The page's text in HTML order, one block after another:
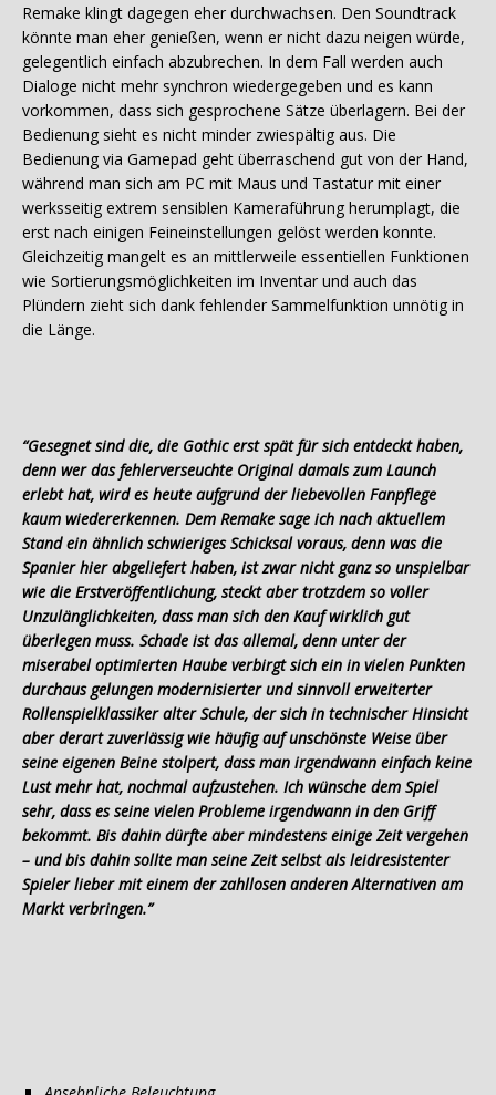
Remake klingt dagegen eher durchwachsen. Den Soundtrack
könnte man eher genießen, wenn er nicht dazu neigen würde,
gelegentlich einfach abzubrechen. In dem Fall werden auch
Dialoge nicht mehr synchron wiedergegeben und es kann
vorkommen, dass sich gesprochene Sätze überlagern. Bei der
Bedienung sieht es nicht minder zwiespältig aus. Die
Bedienung via Gamepad geht überraschend gut von der Hand,
während man sich am PC mit Maus und Tastatur mit einer
werksseitig extrem sensiblen Kameraführung herumplagt, die
erst nach einigen Feineinstellungen gelöst werden konnte.
Gleichzeitig mangelt es an mittlerweile essentiellen Funktionen
wie Sortierungsmöglichkeiten im Inventar und auch das
Plündern zieht sich dank fehlender Sammelfunktion unnötig in
die Länge.
“Gesegnet sind die, die Gothic erst spät für sich entdeckt haben,
denn wer das fehlerverseuchte Original damals zum Launch
erlebt hat, wird es heute aufgrund der liebevollen Fanpflege
kaum wiedererkennen. Dem Remake sage ich nach aktuellem
Stand ein ähnlich schwieriges Schicksal voraus, denn was die
Spanier hier abgeliefert haben, ist zwar nicht ganz so unspielbar
wie die Erstveröffentlichung, steckt aber trotzdem so voller
Unzulänglichkeiten, dass man sich den Kauf wirklich gut
überlegen muss. Schade ist das allemal, denn unter der
miserabel optimierten Haube verbirgt sich ein in vielen Punkten
durchaus gelungen modernisierter und sinnvoll erweiterter
Rollenspielklassiker alter Schule, der sich in technischer Hinsicht
aber derart zuverlässig wie häufig auf unschönste Weise über
seine eigenen Beine stolpert, dass man irgendwann einfach keine
Lust mehr hat, nochmal aufzustehen. Ich wünsche dem Spiel
sehr, dass es seine vielen Probleme irgendwann in den Griff
bekommt. Bis dahin dürfte aber mindestens einige Zeit vergehen
– und bis dahin sollte man seine Zeit selbst als leidresistenter
Spieler lieber mit einem der zahllosen anderen Alternativen am
Markt verbringen.”